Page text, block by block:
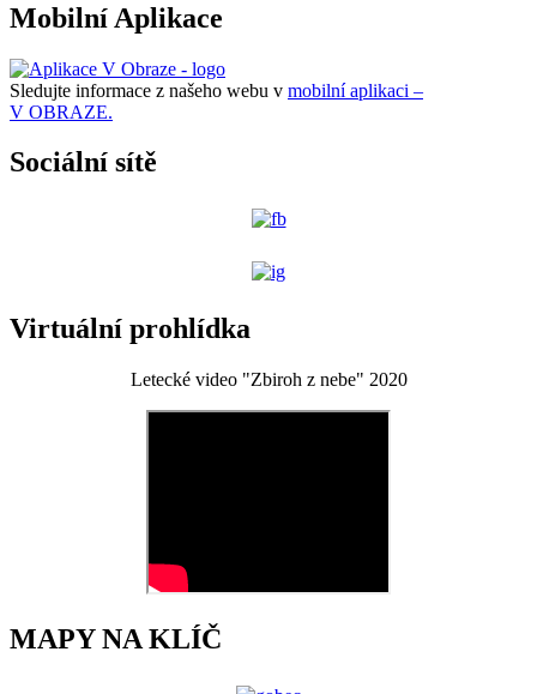
Mobilní Aplikace
Sledujte informace z našeho webu v mobilní aplikaci –
V OBRAZE.
Sociální sítě
Virtuální prohlídka
Letecké video "Zbiroh z nebe" 2020
MAPY NA KLÍČ